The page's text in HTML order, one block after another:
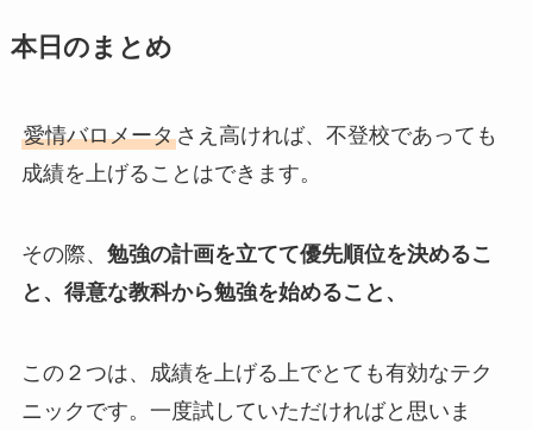
本日のまとめ
愛情バロメータさえ高ければ、不登校であっても
成績を上げることはできます。
その際、 勉強の計画を立てて優先順位を決めるこ
と、得意な教科から勉強を始めること、
この２つは、成績を上げる上でとても有効なテク
ニックです。一度試していただければと思いま